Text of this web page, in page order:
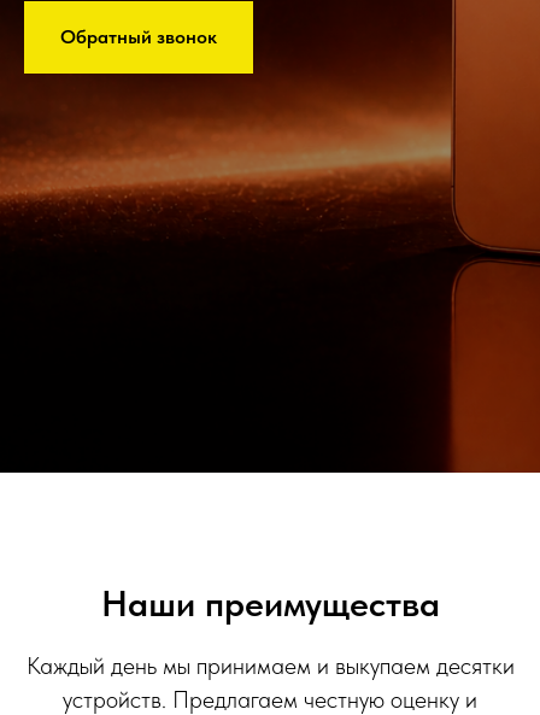
Обратный звонок
Наши преимущества
Каждый день мы принимаем и выкупаем десятки
устройств. Предлагаем честную оценку и